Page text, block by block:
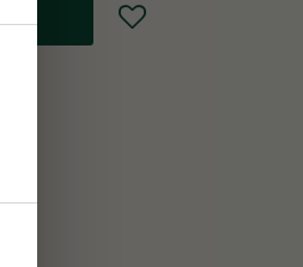
Lägg till i favoriter